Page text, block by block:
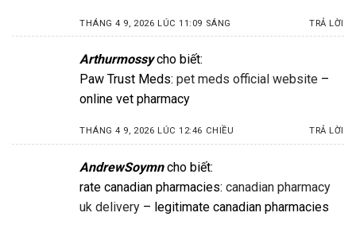
THÁNG 4 9, 2026 LÚC 11:09 SÁNG TRẢ LỜI
Arthurmossy cho biết:
Paw Trust Meds: pet meds official website –
online vet pharmacy
THÁNG 4 9, 2026 LÚC 12:46 CHIỀU TRẢ LỜI
AndrewSoymn cho biết:
rate canadian pharmacies: canadian pharmacy
uk delivery – legitimate canadian pharmacies